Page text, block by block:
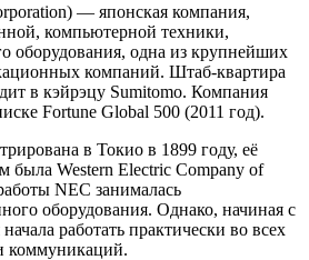
— японская компания,
компьютерной техники,
оборудования, одна из крупнейших
компаний. Штаб-квартира
в кэйрэцу Sumitomo. Компания
Fortune Global 500 (2011 год).
в Токио в 1899 году, её
была Western Electric Company of
NEC занималась
оборудования. Однако, начиная с
работать практически во всех
коммуникаций.